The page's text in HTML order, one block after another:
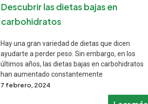
Descubrir las dietas bajas en
carbohidratos
7 febrero, 2024
Hay una gran variedad de dietas que dicen
ayudarte a perder peso. Sin embargo, en los
últimos años, las dietas bajas en carbohidratos
han aumentado constantemente